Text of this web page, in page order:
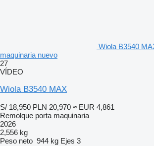
Wiola B3540
maquinaria nuevo
27
VÍDEO
Wiola B3540 MAX
S/ 18,950 PLN 20,970 ≈ EUR 4,861
Remolque porta maquinaria
2026
2,556 kg
Peso neto 944 kg Ejes 3